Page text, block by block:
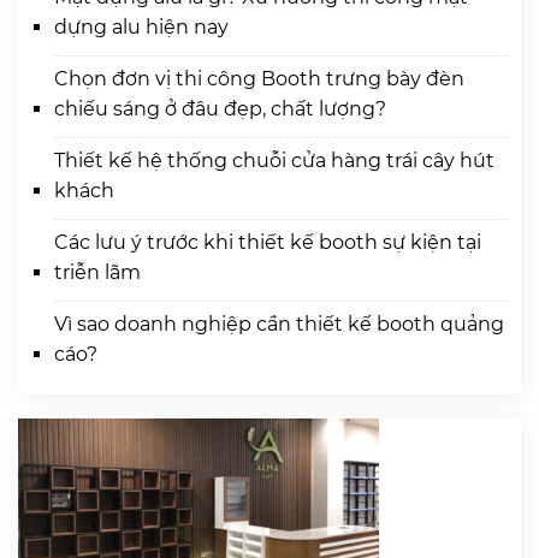
dựng alu hiện nay
Chọn đơn vị thi công Booth trưng bày đèn
chiếu sáng ở đâu đẹp, chất lượng?
Thiết kế hệ thống chuỗi cửa hàng trái cây hút
khách
Các lưu ý trước khi thiết kế booth sự kiện tại
triễn lãm
Vì sao doanh nghiệp cần thiết kế booth quảng
cáo?